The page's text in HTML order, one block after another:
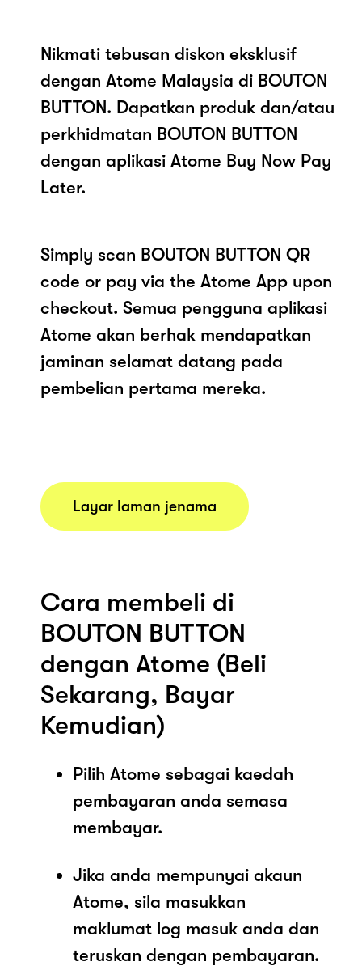
Nikmati tebusan diskon eksklusif
dengan Atome Malaysia di BOUTON
BUTTON. Dapatkan produk dan/atau
perkhidmatan BOUTON BUTTON
dengan aplikasi Atome Buy Now Pay
Later.
Simply scan BOUTON BUTTON QR
code or pay via the Atome App upon
checkout. Semua pengguna aplikasi
Atome akan berhak mendapatkan
jaminan selamat datang pada
pembelian pertama mereka.
Layar laman jenama
Cara membeli di
BOUTON BUTTON
dengan Atome (Beli
Sekarang, Bayar
Kemudian)
Pilih Atome sebagai kaedah
pembayaran anda semasa
membayar.
Jika anda mempunyai akaun
Atome, sila masukkan
maklumat log masuk anda dan
teruskan dengan pembayaran.